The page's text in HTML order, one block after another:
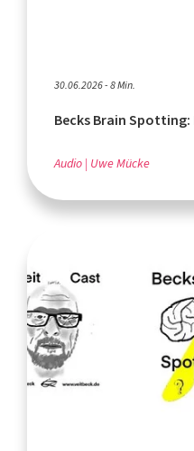
30.06.2026 - 8 Min.
Becks Brain
Audio Uwe Mücke